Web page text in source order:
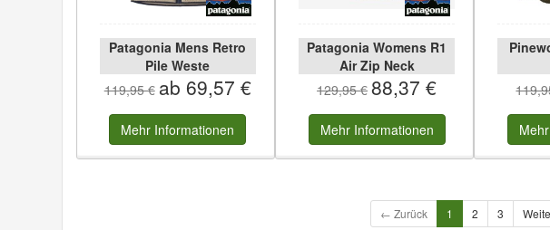
Patagonia Mens Retro
Pile Weste
119,95 € ab 69,57 €
Mehr Informationen
Patagonia Womens R1
Air Zip Neck
129,95 € 88,37 €
MehrInformationen Mehr
← Zurück 1 2 3